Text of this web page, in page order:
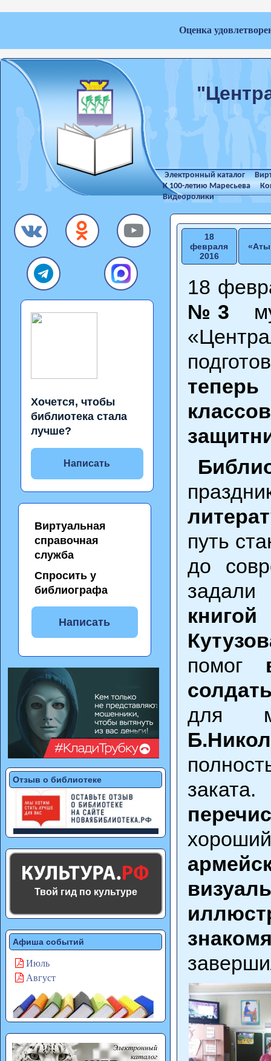
Оценка
Электронный каталог
К 100-летию Маресьева
Видеоролики
Хочется, чтобы
библиотека стала
лучше?
Написать
Виртуальная
справочная
служба
Спросить у
библиографа
Написать
Отзыв о библиотеке
Твой гид по культуре
Афиша событий
Июль
Август
18
февраля
2016
18
№3
путь
до
помог
для